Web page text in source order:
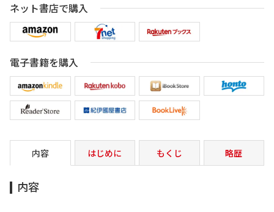
ネット書店で購入
電子書籍を購入
内容 はじめに もくじ 略歴
内容